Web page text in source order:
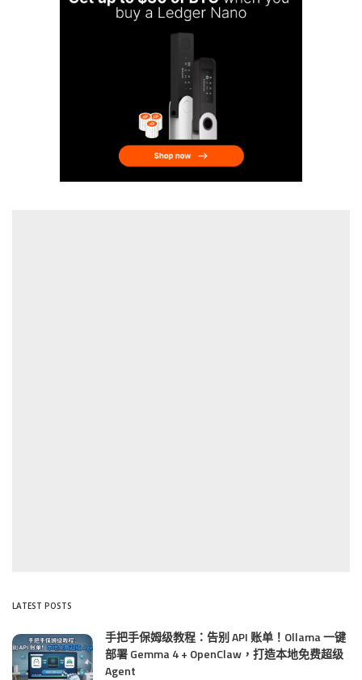
LATEST POSTS
手把手保姆级教程：告别 API 账单！Ollama 一键
部署 Gemma 4 + OpenClaw，打造本地免费超级
Agent